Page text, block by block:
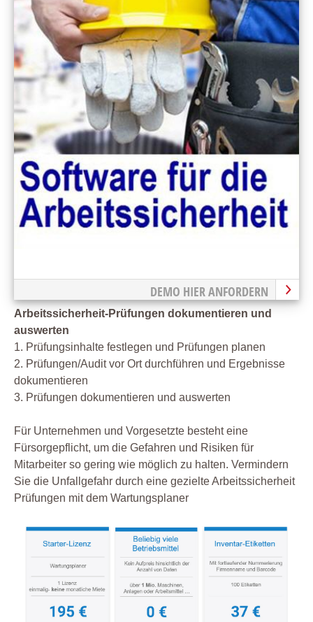
DEMO HIER ANFORDERN
Arbeitssicherheit-Prüfungen dokumentieren und
auswerten
1. Prüfungsinhalte festlegen und Prüfungen planen
2. Prüfungen/Audit vor Ort durchführen und Ergebnisse
dokumentieren
3. Prüfungen dokumentieren und auswerten
Für Unternehmen und Vorgesetzte besteht eine
Fürsorgepflicht, um die Gefahren und Risiken für
Mitarbeiter so gering wie möglich zu halten. Vermindern
Sie die Unfallgefahr durch eine gezielte Arbeitssicherheit
Prüfungen mit dem Wartungsplaner